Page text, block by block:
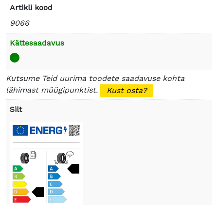
Artikli kood
9066
Kättesaadavus
Kutsume Teid uurima toodete saadavuse kohta
lähimast müügipunktist.
Kust osta?
Silt